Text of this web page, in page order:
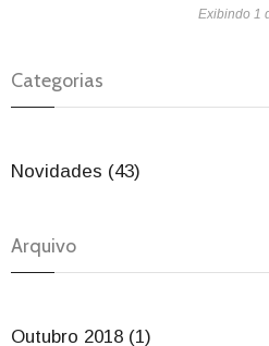
Exibindo 1
Categorias
Novidades (43)
Arquivo
Outubro 2018 (1)